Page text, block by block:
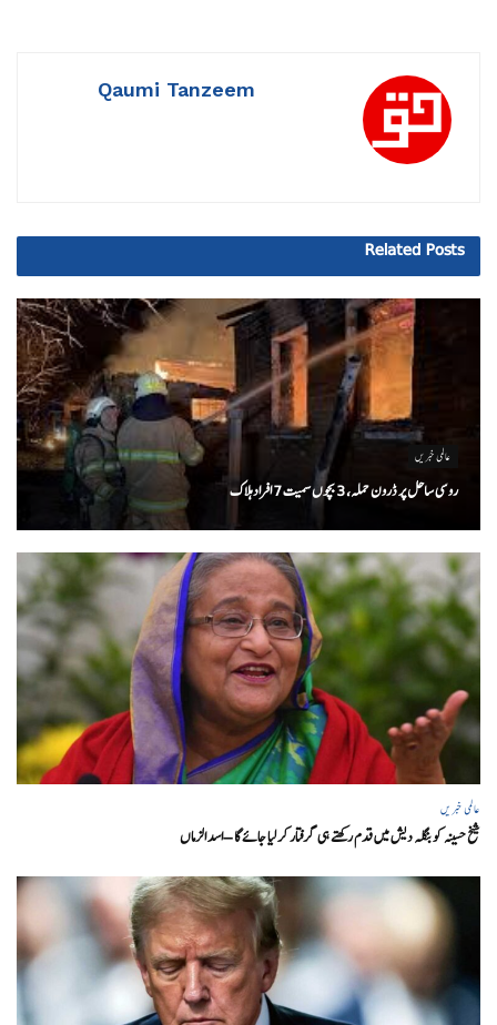
Qaumi Tanzeem
Related Posts
عالمی خبریں
روسی ساحل پر ڈرون حملہ، 3 بچوں سمیت 7 افراد ہلاک
عالمی خبریں
شیخ حسینہ کو بنگلہ دیش میں قدم رکھتے ہی گرفتار کر لیا جائے گا – اسد الزماں